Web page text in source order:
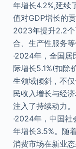
年增长4.2%,延续
值对GDP增长的
2023年提升2.2
合、生产性服务等
·2024年，全国
际增长5.1%(扣除
生领域倾斜，不
民收入增长与经
注入了持续动力。
·2024年，中国
年增长3.5%。随
消费市场在新业